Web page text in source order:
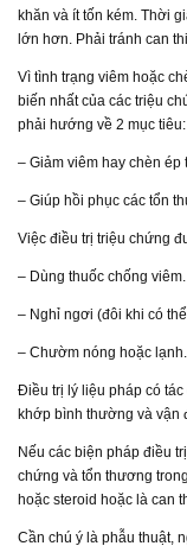
khăn và ít tốn kém. Thời
lớn hơn. Phải tránh can
Vì tình trạng viêm hoặc
biến nhất của các triệu
phải hướng về 2 mục tiêu:
– Giảm viêm hay chèn ép
– Giúp hồi phục các tổn
Việc điều trị triệu chứng
– Dùng thuốc chống viêm.
– Nghỉ ngơi (đôi khi có
– Chườm nóng hoặc lạnh.
Điều trị lý liệu pháp có
khớp bình thường và vận
Nếu các biện pháp điều
chứng và tổn thương
hoặc steroid hoặc là can
Cần chú ý là phẫu thuật,